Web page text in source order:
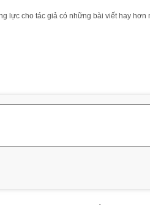
lực cho tác giả có những bài viết hay hơn